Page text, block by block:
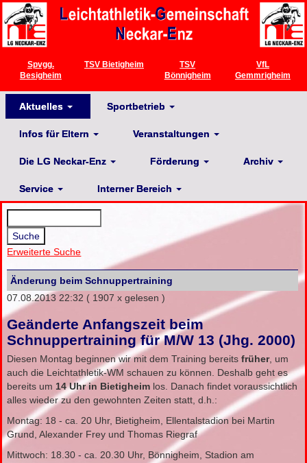
Spvgg.
Besigheim
TSV Bietigheim
TSV
Bönnigheim
VfL
Gemmrigheim
Aktuelles Sportbetrieb
Infos für Eltern Veranstaltungen
Die LG Neckar-Enz Förderung Archiv
Service Interner Bereich
Erweiterte Suche
Änderung beim Schnuppertraining
07.08.2013 22:32 ( 1907 x gelesen )
Geänderte Anfangszeit beim
Schnuppertraining für M/W 13 (Jhg. 2000)
Diesen Montag beginnen wir mit dem Training bereitsfrüher, um
auch die Leichtathletik-WM schauen zu können. Deshalb geht es
bereits um 14 Uhr in Bietigheim los. Danach findet voraussichtlich
alles wieder zu den gewohnten Zeiten statt, d.h.:
Montag: 18 - ca. 20 Uhr, Bietigheim, Ellentalstadion bei Martin
Grund, Alexander Frey und Thomas Riegraf
Mittwoch: 18.30 - ca. 20.30 Uhr, Bönnigheim, Stadion am